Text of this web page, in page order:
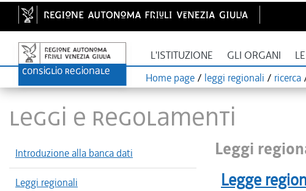
L'ISTITUZIONE GLI ORGANI
Home page / leggi regionali / ricerca
LEGGI E REGOLAMENTI
Introduzione alla banca dati
Leggi regionali
Leggi
Legge